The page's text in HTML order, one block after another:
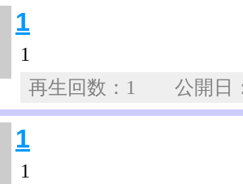
1
1
再生回数：1 公開
1
1